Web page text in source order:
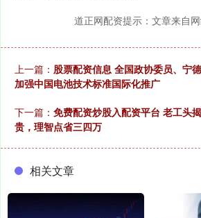
道正网配资提示：文章来自网
上一篇： 股票配资信息 全国政协委员、宁
加强中国电池技术标准国际化推广
下一篇： 免费配资炒股入配资平台 老工头
贵，理智点省三四万
相关文章